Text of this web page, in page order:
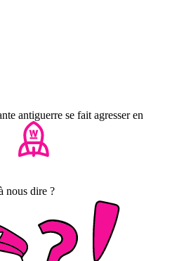
antiguerre se fait agresser en
nous dire ?